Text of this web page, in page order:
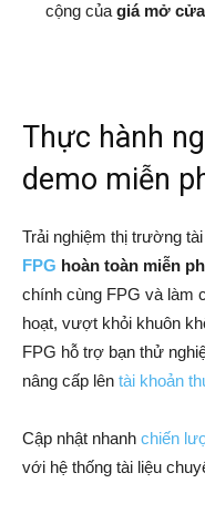
cộng của giá mở
Thực hành
demo miễn
Trải nghiệm thị trường
FPG hoàn toàn miễn
chính cùng FPG và làm
hoạt, vượt khỏi khuôn
FPG hỗ trợ bạn thử
nâng cấp lên tài khoản
Cập nhật nhanh chiến
với hệ thống tài liệu